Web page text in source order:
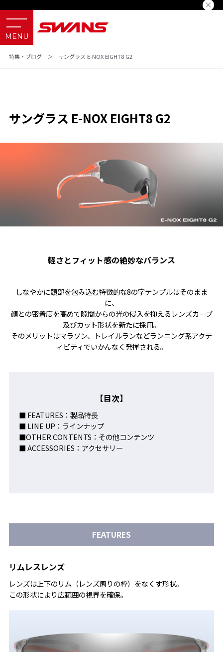
特集・ブログ ＞ サングラス E-NOX EIGHT8 G2
サングラス E-NOX EIGHT8 G2
軽さとフィット感の絶妙なバランス
しなやかに頭部を包み込む特徴的な8の字テンプルはそのまま
に、
顔との密着度を高めて隙間からの光の侵入を抑えるレンズカーブ
及びカット形状を新たに採用。
そのメリットはマラソン、トレイルランなどランニング系アクテ
ィビティでいかんなく発揮される。
【目次】
■ FEATURES：製品特長
■ LINE UP：ラインナップ
■OTHER CONTENTS：その他コンテンツ
■ ACCESSORIES：アクセサリー
FEATURES
リムレスレンズ
レンズは上下のリム（レンズ周りの枠）をなくす形状。
この形状により広範囲の視界を確保。